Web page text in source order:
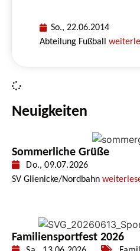
So., 22.06.2014
Abteilung Fußball
Neuigkeiten
Sommerliche Grüße
Do., 09.07.2026
SV Glienicke/Nordbahn
Familiensportfest 2026